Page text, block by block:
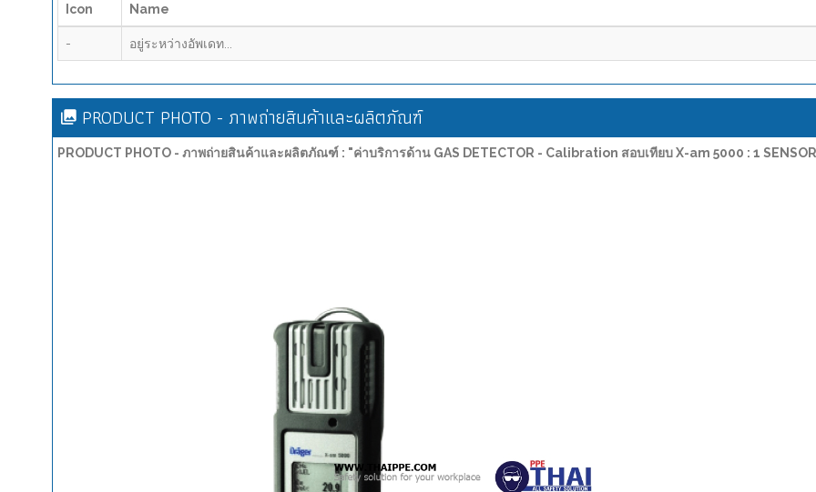
Icon Name
- อยู่ระหว่างอัพเดท...
PRODUCT PHOTO - ภาพถ่ายสินค้าและผลิตภัณฑ์
PRODUCT PHOTO - ภาพถ่ายสินค้าและผลิตภัณฑ์ : "ค่าบริการด้าน GAS DETECTOR - Calibration สอบเทียบ X-am 5000 : 1